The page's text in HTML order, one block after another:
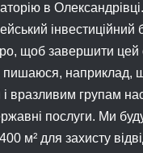
в
інвестиційний
щоб завершити цей
Я пишаюся, наприклад,
і вразливим групам
послуги. Ми
м² для захисту